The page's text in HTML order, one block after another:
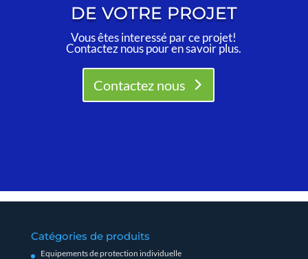
DE VOTRE PROJET
Vous êtes interessé par ce projet!
Contactez nous pour en savoir plus.
Contactez nous
Catégories de produits
Equipements de protection individuelle